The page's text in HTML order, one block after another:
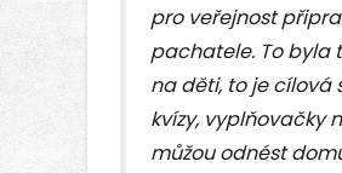
pro veřejnost
pachatele. To byla
na děti, to je cílová
kvízy, vyplňovačky
můžou odnést